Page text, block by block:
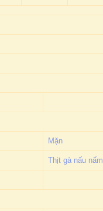
Mặn
Thịt gà nấu